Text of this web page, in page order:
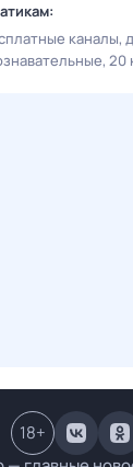
каналы
20
18+